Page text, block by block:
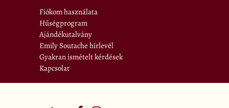
Fiókom használata
Hűségprogram
Ajándékutalvány
Emily Soutache hírlevél
Gyakran ismételt kérdések
Kapcsolat